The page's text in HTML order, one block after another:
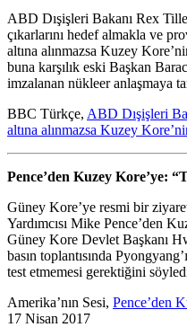
ABD Dışişleri Bakanı Rex
çıkarlarını hedef almakla ve
altına alınmazsa Kuzey
buna karşılık eski Başkan
imzalanan nükleer anlaşmaya
BBC Türkçe, ABD Dışişleri
altına alınmazsa Kuzey
Pence’den Kuzey Kore’ye:
Güney Kore’ye resmi bir
Yardımcısı Mike Pence’den
Güney Kore Devlet Başkanı
basın toplantısında
test etmemesi gerektiğini
Amerika’nın Sesi, Pence’den
17 Nisan 2017